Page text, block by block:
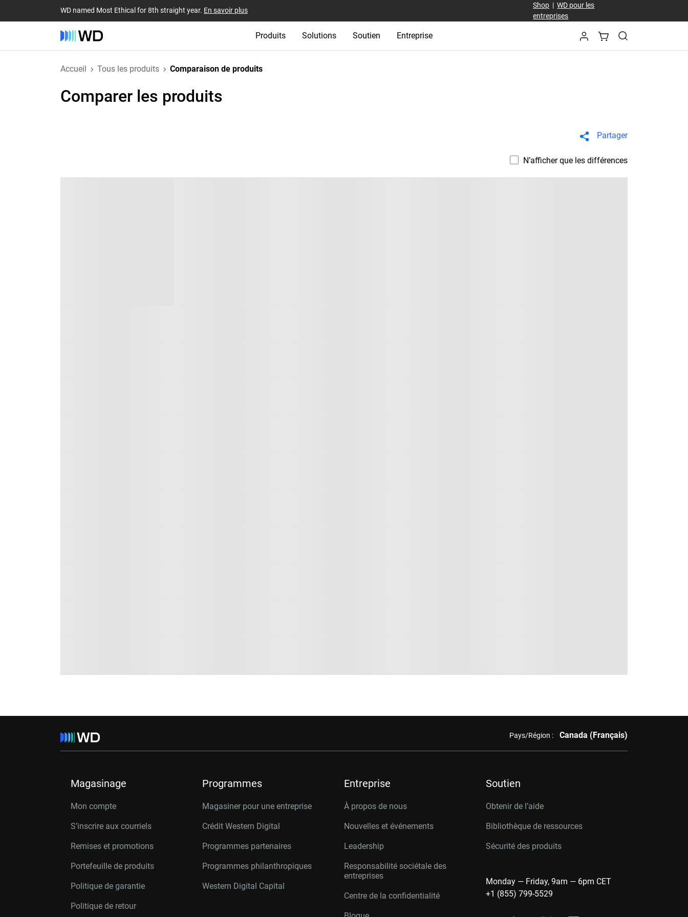
WD named Most Ethical for 8th straight year. En savoir plus
Shop |WD pour les
entreprises
Produits Solutions Soutien Entreprise
Accueil Tous les produits Comparaison de produits
Comparer les produits
Partager
N’afficher que les différences
Pays/Région : Canada (Français)
Magasinage
Mon compte
S’inscrire aux courriels
Remises et promotions
Portefeuille de produits
Politique de garantie
Politique de retour
Programmes
Magasiner pour une entreprise
Crédit Western Digital
Programmes partenaires
Programmes philanthropiques
Western Digital Capital
Entreprise
À propos de nous
Nouvelles et événements
Leadership
Responsabilité sociétale des
entreprises
Centre de la confidentialité
Soutien
Obtenir de l’aide
Bibliothèque de ressources
Sécurité des produits
Monday — Friday, 9am — 6pm CET
+1 (855) 799-5529